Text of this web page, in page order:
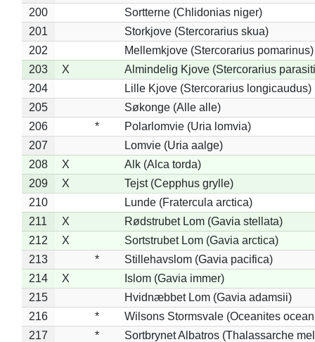
200
Sortterne (Chlidonias niger)
201
Storkjove (Stercorarius skua)
202
Mellemkjove (Stercorarius pomarinus)
203
X
Almindelig Kjove (Stercorarius
204
Lille Kjove (Stercorarius longicaudus)
205
Søkonge (Alle alle)
206
*
Polarlomvie (Uria lomvia)
207
Lomvie (Uria aalge)
208
X
Alk (Alca torda)
209
X
Tejst (Cepphus grylle)
210
Lunde (Fratercula arctica)
211
X
Rødstrubet Lom (Gavia stellata)
212
X
Sortstrubet Lom (Gavia arctica)
213
*
Stillehavslom (Gavia pacifica)
214
X
Islom (Gavia immer)
215
Hvidnæbbet Lom (Gavia adamsii)
216
*
Wilsons Stormsvale (Oceanites
217
*
Sortbrynet Albatros (Thalassarche